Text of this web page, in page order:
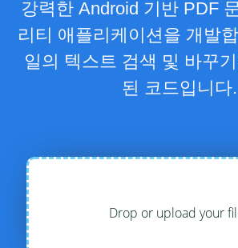
강력한 Android 기반 PDF
리티 애플리케이션을 개발
일의 텍스트 검색 및 바꾸
된 코드입니다.